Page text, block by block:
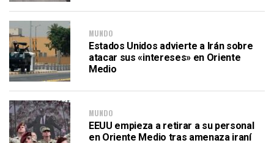
MUNDO
Estados Unidos advierte a Irán sobre
atacar sus «intereses» en Oriente
Medio
MUNDO
EEUU empieza a retirar a su personal
en Oriente Medio tras amenaza iraní